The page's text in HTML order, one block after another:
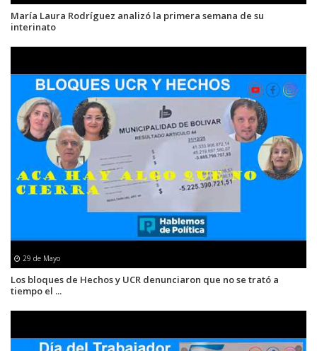
María Laura Rodríguez analizó la primera semana de su
interinato
29 de Mayo
Los bloques de Hechos y UCR denunciaron que no se trató a
tiempo el ...